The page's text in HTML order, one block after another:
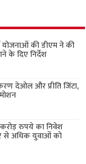
योजनाओं की डीएम ने की
के दिए निर्देश
देओल और प्रीति जिंटा,
रुपये का निवेश
से अधिक युवाओं को